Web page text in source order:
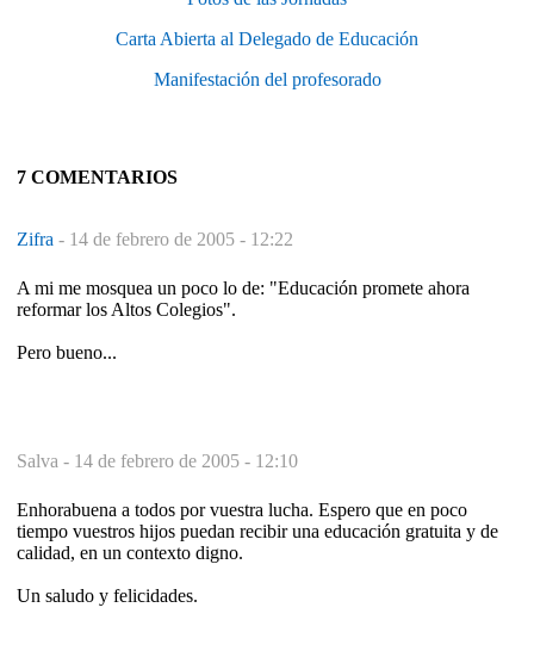
Carta Abierta al Delegado de Educación
Manifestación del profesorado
7 COMENTARIOS
Zifra - 14 de febrero de 2005 - 12:22
A mi me mosquea un poco lo de: "Educación promete ahora
reformar los Altos Colegios".
Pero bueno...
Salva - 14 de febrero de 2005 - 12:10
Enhorabuena a todos por vuestra lucha. Espero que en poco
tiempo vuestros hijos puedan recibir una educación gratuita y de
calidad, en un contexto digno.
Un saludo y felicidades.